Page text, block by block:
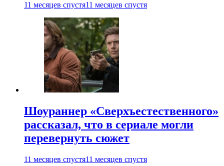
11 месяцев спустя11 месяцев спустя
Шоураннер «Сверхъестественного»
рассказал, что в сериале могли
перевернуть сюжет
11 месяцев спустя11 месяцев спустя